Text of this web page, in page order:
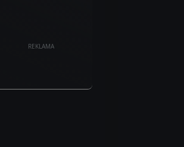
REKLAMA